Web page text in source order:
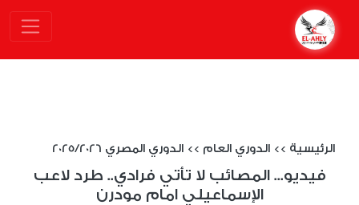
الرئيسية >> الدوري العام >> الدوري المصري 2025/2026
فيديو... المصائب لا تأتي فرادي.. طرد لاعب
الإسماعيلي امام مودرن